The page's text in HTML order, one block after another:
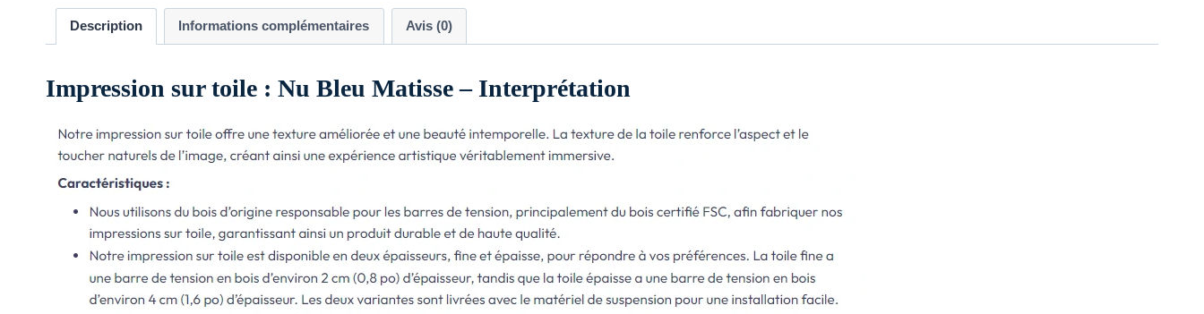
Description Informations complémentaires Avis (0)
Impression sur toile : Nu Bleu Matisse – Interprétation